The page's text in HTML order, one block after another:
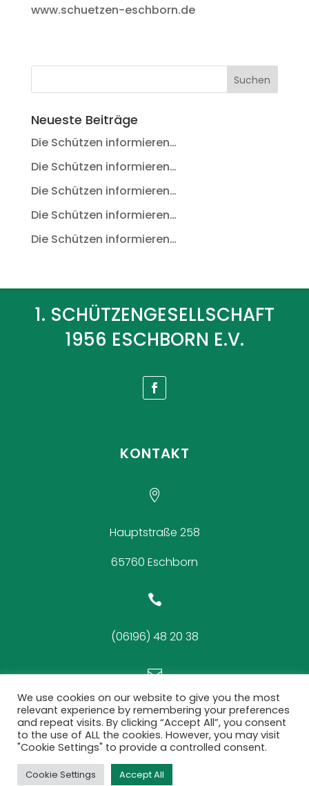
www.schuetzen-eschborn.de
Neueste Beiträge
Die Schützen informieren…
Die Schützen informieren…
Die Schützen informieren…
Die Schützen informieren…
Die Schützen informieren…
1. SCHÜTZENGESELLSCHAFT
1956 ESCHBORN E.V.
KONTAKT

Hauptstraße 258
65760 Eschborn

(06196) 48 20 38

mail@schuetzen-eschborn.de
© 1. Schützengesellschaft
1956 Eschborn e.V.
We use cookies on our website to give you the most
relevant experience by remembering your preferences
and repeat visits. By clicking “Accept All”, you consent
to the use of ALL the cookies. However, you may visit
"Cookie Settings" to provide a controlled consent.
Cookie Settings Accept All